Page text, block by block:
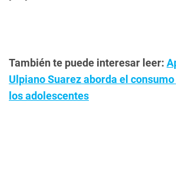
También te puede interesar leer:
Ulpiano Suarez aborda el
los adolescentes